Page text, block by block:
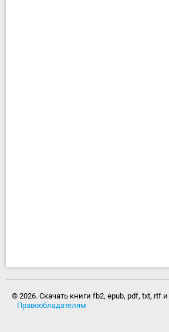
© 2026. Скачать книги fb2, epub, pdf, txt, rtf
Правообладателям